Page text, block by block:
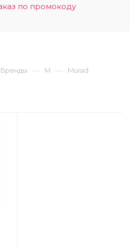
по промокоду
Бренды — M — Murad